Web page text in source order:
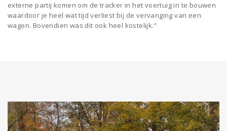
externe partij komen om de tracker in het voertuig in te bouwen
waardoor je heel wat tijd verliest bij de vervanging van een
wagen. Bovendien was dit ook heel kostelijk.”